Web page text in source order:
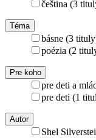
čeština (3
Téma
básne (3
poézia (2
Pre koho
pre deti a
pre deti (1
Autor
Shel